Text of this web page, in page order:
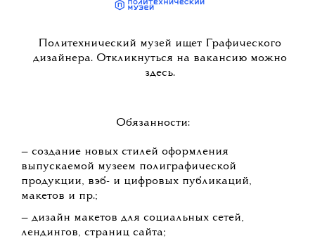
Политехнический музей ищет Графического
дизайнера. Откликнуться на вакансию можно
здесь.
Обязанности:
— создание новых стилей оформления
выпускаемой музеем полиграфической
продукции, вэб- и цифровых публикаций,
макетов и пр.;
— дизайн макетов для социальных сетей,
лендингов, страниц сайта;